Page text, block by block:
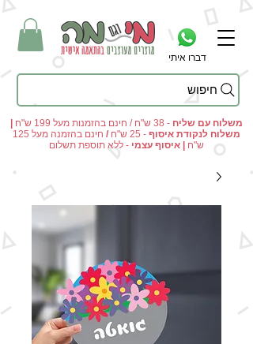
דברו איתי
חיפוש
משלוח עם שליח - 38 ש"ח / חינם בהזמנות מעל 199 ש"ח
|
משלוח לנקודת איסוף - 25 ש"ח /
חינם בהזמנה מעל 125
ש"ח | איסוף עצמי - ללא תוספת תשלום